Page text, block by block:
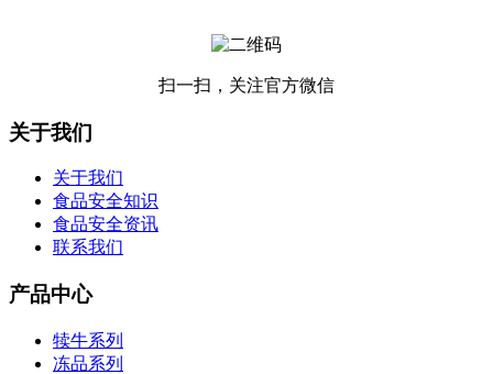
扫一扫，关注官方微信
关于我们
关于我们
食品安全知识
食品安全资讯
联系我们
产品中心
犊牛系列
冻品系列